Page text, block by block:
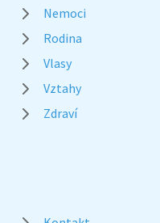
Nemoci
Rodina
Vlasy
Vztahy
Zdraví